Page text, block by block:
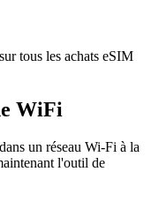
tous les achats eSIM
WiFi
un réseau Wi-Fi à la
l'outil de